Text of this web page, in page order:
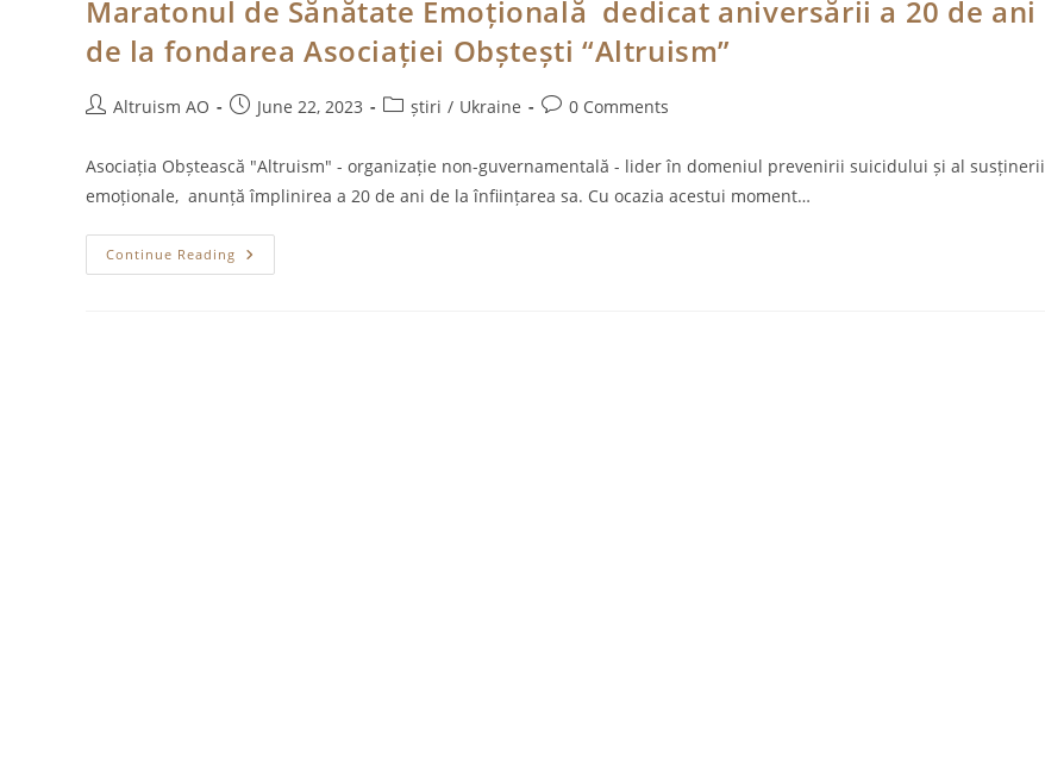
Maratonul de Sănătate Emoțională dedicat aniversării a 20 de ani
de la fondarea Asociației Obștești “Altruism”
PostAltruism AO
PostJune 22, 2023
Postștiri / Ukraine
Post0 Comments
Asociația Obștească "Altruism" - organizație non-guvernamentală - lider în domeniul prevenirii suicidului și al susținerii
emoționale, anunță împlinirea a 20 de ani de la înființarea sa. Cu ocazia acestui moment…
Continue Reading Maratonul
De